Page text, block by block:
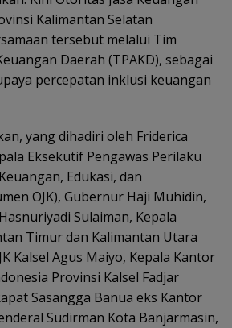
Kalimantan Selatan
tersebut melalui Tim
Daerah (TPAKD), sebagai
percepatan inklusi keuangan
yang dihadiri oleh Friderica
Eksekutif Pengawas Perilaku
Edukasi, dan
OJK), Gubernur Haji Muhidin,
Sulaiman, Kepala
Timur dan Kalimantan Utara
Kalsel Agus Maiyo, Kepala Kantor
Provinsi Kalsel Fadjar
Sasangga Banua eks Kantor
Sudirman Kota Banjarmasin,